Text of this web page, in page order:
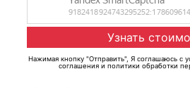
Нажимая кнопку "Отправить", Я соглашаюсь с
соглашения и политики обработки